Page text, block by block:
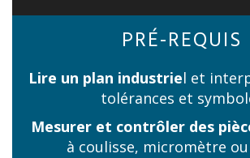
PRÉ-REQUIS
Lire un plan industriel et
tolérances et
Mesurer et contrôler des
à coulisse, micromètre